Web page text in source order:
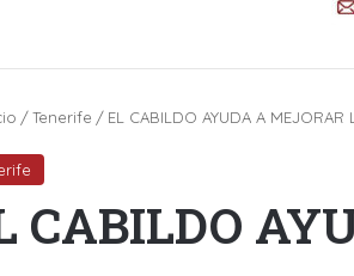
/Tenerife / EL CABILDO AYUDA A MEJORAR
CABILDO